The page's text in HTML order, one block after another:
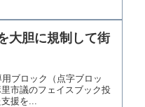
大胆に規制して街
ブロック（点字ブロッ
市議のフェイスブック投
援を...